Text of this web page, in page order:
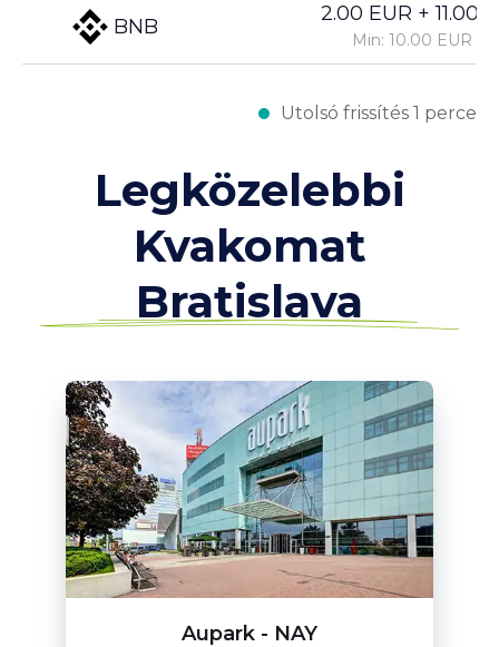
BNB
2.00 EUR +
Min: 10.00 EUR
Utolsó frissítés 1 perce
Legközelebbi
Kvakomat
Bratislava
Aupark - NAY